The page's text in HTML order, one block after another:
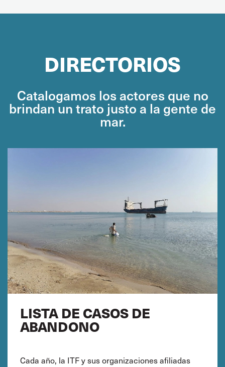
DIRECTORIOS
Catalogamos los actores que no
brindan un trato justo a la gente de
mar.
LISTA DE CASOS DE
ABANDONO
Cada año, la ITF y sus organizaciones afiliadas